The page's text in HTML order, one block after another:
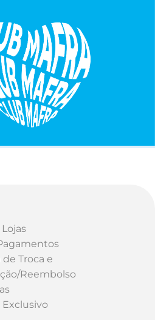
Lojas
de Troca e
Reembolso